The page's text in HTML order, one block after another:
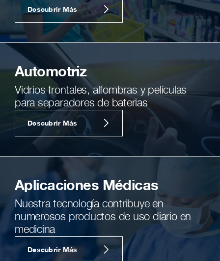
Descubrir Más
Automotriz
Vidrios frontales, alfombras y películas
para separadores de baterias
Descubrir Más
Aplicaciones Médicas
Nuestra tecnología contribuye en
numerosos productos de uso diario en
medicina
Descubrir Más